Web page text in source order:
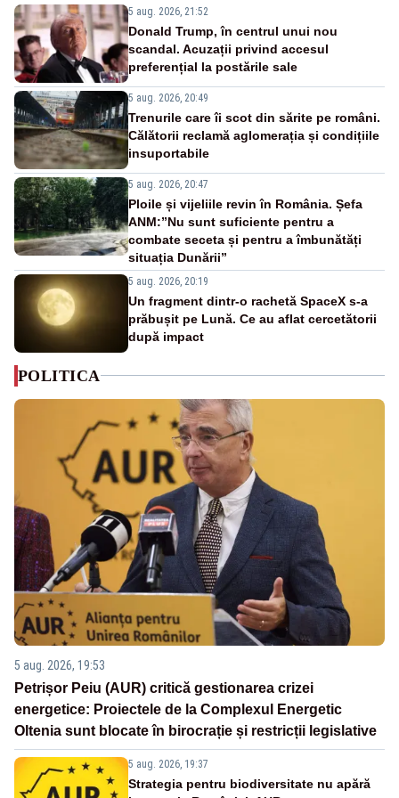
5 aug. 2026, 21:52
Donald Trump, în centrul unui nou
scandal. Acuzații privind accesul
preferențial la postările sale
5 aug. 2026, 20:49
Trenurile care îi scot din sărite pe români.
Călătorii reclamă aglomerația și condițiile
insuportabile
5 aug. 2026, 20:47
Ploile și vijeliile revin în România. Șefa
ANM:”Nu sunt suficiente pentru a
combate seceta și pentru a îmbunătăți
situația Dunării”
5 aug. 2026, 20:19
Un fragment dintr-o rachetă SpaceX s-a
prăbușit pe Lună. Ce au aflat cercetătorii
după impact
POLITICA
5 aug. 2026, 19:53
Petrișor Peiu (AUR) critică gestionarea crizei
energetice: Proiectele de la Complexul Energetic
Oltenia sunt blocate în birocrație și restricții legislative
5 aug. 2026, 19:37
Strategia pentru biodiversitate nu apără